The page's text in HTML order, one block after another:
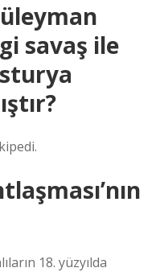
savaş ile
18. yüzyılda